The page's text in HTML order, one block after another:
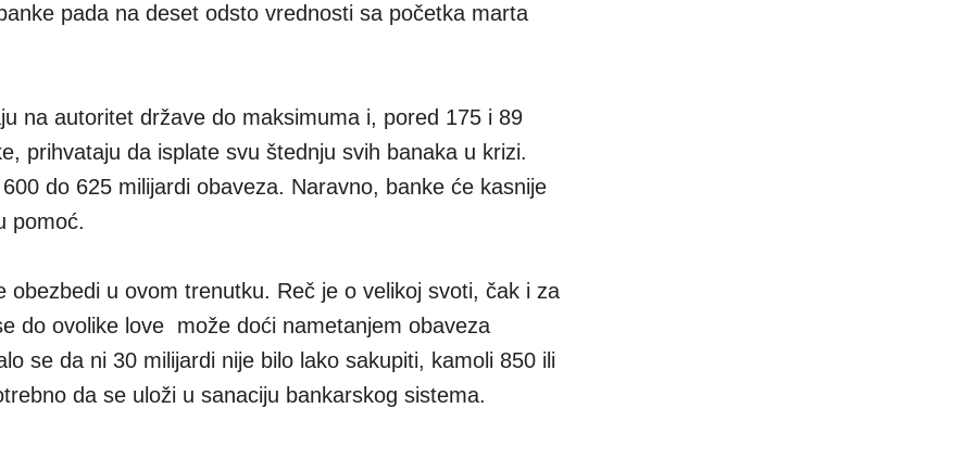
pada na deset odsto vrednosti sa početka marta
na autoritet države do maksimuma i, pored 175 i 89
prihvataju da isplate svu štednju svih banaka u krizi.
do 625 milijardi obaveza. Naravno, banke će kasnije
pomoć.
obezbedi u ovom trenutku. Reč je o velikoj svoti, čak i za
do ovolike love može doći nametanjem obaveza
se da ni 30 milijardi nije bilo lako sakupiti, kamoli 850 ili
da se uloži u sanaciju bankarskog sistema.